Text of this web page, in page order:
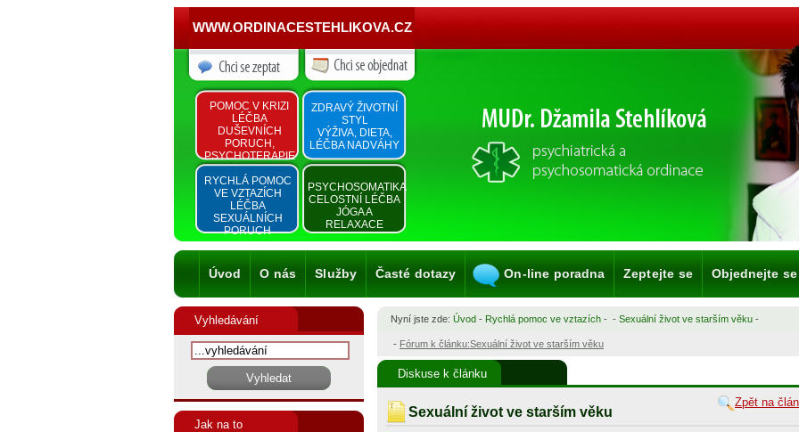
WWW.ORDINACESTEHLIKOVA.CZ
POMOC V KRIZI
LÉČBA
DUŠEVNÍCH
PORUCH,
PSYCHOTERAPIE
ZDRAVÝ ŽIVOTNÍ
STYL
VÝŽIVA, DIETA,
LÉČBA NADVÁHY
RYCHLÁ POMOC
VE VZTAZÍCH
LÉČBA
SEXUÁLNÍCH
PORUCH
PSYCHOSOMATIKA
CELOSTNÍ LÉČBA
JÓGA A
RELAXACE
Úvod O nás Služby Časté dotazy On-line poradna Zeptejte se Objednejte se
Vyhledávání
Jak na to
Nyní jste zde: Úvod - Rychlá pomoc ve vztazích - - Sexuální život ve starším věku -
- Fórum k článku:Sexuální život ve starším věku
Diskuse k článku
Zpět na
Sexuální život ve starším věku